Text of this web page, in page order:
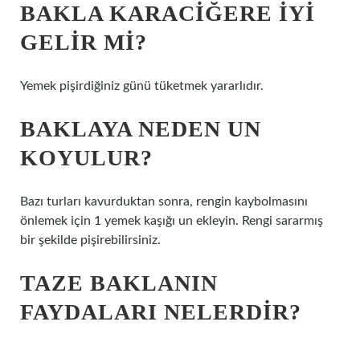
BAKLA KARACIĞERE IYI
GELIR MI?
Yemek pişirdiğiniz günü tüketmek yararlıdır.
BAKLAYA NEDEN UN
KOYULUR?
Bazı turları kavurduktan sonra, rengin kaybolmasını
önlemek için 1 yemek kaşığı un ekleyin. Rengi sararmış
bir şekilde pişirebilirsiniz.
TAZE BAKLANIN
FAYDALARI NELERDIR?